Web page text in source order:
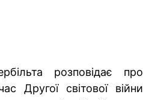
розповідає про
Другої світової війни